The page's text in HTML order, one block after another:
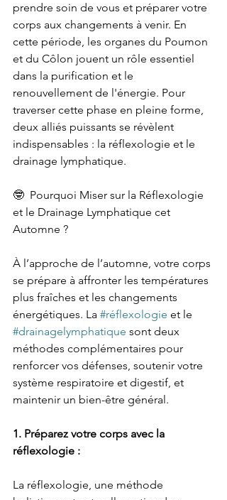
prendre soin de vous et préparer votre
corps aux changements à venir. En
cette période, les organes du Poumon
et du Côlon jouent un rôle essentiel
dans la purification et le
renouvellement de l'énergie. Pour
traverser cette phase en pleine forme,
deux alliés puissants se révèlent
indispensables : la réflexologie et le
drainage lymphatique.
🤓  Pourquoi Miser sur la Réflexologie
et le Drainage Lymphatique cet
Automne ?
À l’approche de l’automne, votre corps
se prépare à affronter les températures
plus fraîches et les changements
énergétiques. La #réflexologie et le
#drainagelymphatique sont deux
méthodes complémentaires pour
renforcer vos défenses, soutenir votre
système respiratoire et digestif, et
maintenir un bien-être général.
1. Préparez votre corps avec la
réflexologie :
La réflexologie, une méthode